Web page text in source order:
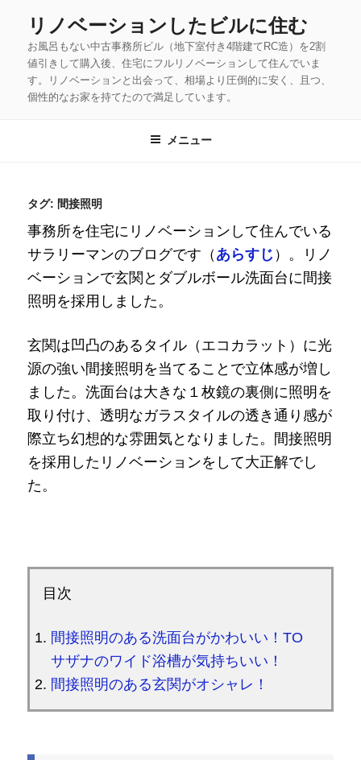
リノベーションしたビルに住む
お風呂もない中古事務所ビル（地下室付き4階建てRC造）を2割
値引きして購入後、住宅にフルリノベーションして住んでいま
す。リノベーションと出会って、相場より圧倒的に安く、且つ、
個性的なお家を持てたので満足しています。
メニュー
タグ: 間接照明
事務所を住宅にリノベーションして住んでいる
サラリーマンのブログです（ あらすじ ）。リノ
ベーションで玄関とダブルボール洗面台に間接
照明を採用しました。
玄関は凹凸のあるタイル（エコカラット）に光
源の強い間接照明を当てることで立体感が増し
ました。洗面台は大きな１枚鏡の裏側に照明を
取り付け、透明なガラスタイルの透き通り感が
際立ち幻想的な雰囲気となりました。間接照明
を採用したリノベーションをして大正解でし
た。
目次
間接照明のある洗面台がかわいい！TO
サザナのワイド浴槽が気持ちいい！
間接照明のある玄関がオシャレ！